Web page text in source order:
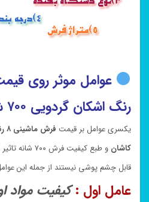
رنگ اشکان گردویی ۷۰۰ شانه کاشان:
یکسری عوامل بر قیمت
کاشان
و طبع کیفیت
قابل چشم پوشی نیستند از جمله این
عامل اول : کیفیت مواد